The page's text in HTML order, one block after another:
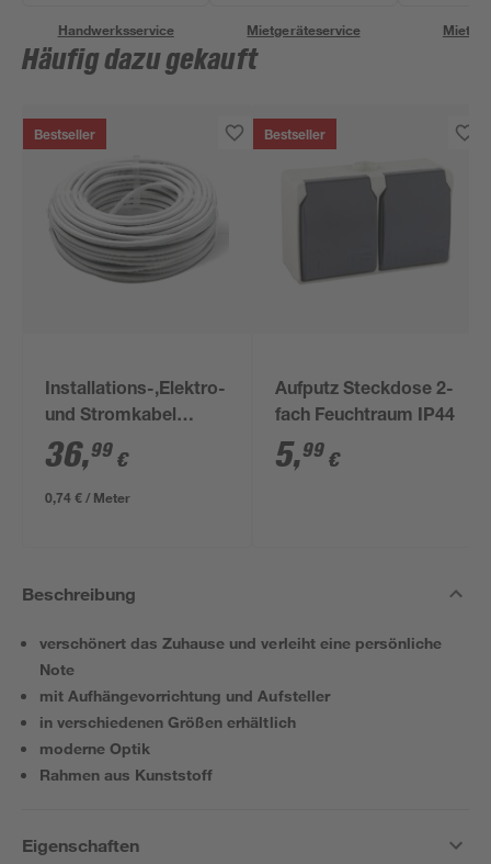
Handwerksservice Mietgeräteservice
Häufig dazu gekauft
Bestseller
Installations-,Elektro-
und Stromkabel
NYM-J 3x1,5mm² 50
m
36,99 €
0,74 € / Meter
Bestseller
Aufputz Steckdose 2-
fach Feuchtraum IP44
5,99 €
Beschreibung
verschönert das Zuhause und verleiht eine persönliche
Note
mit Aufhängevorrichtung und Aufsteller
in verschiedenen Größen erhältlich
moderne Optik
Rahmen aus Kunststoff
Eigenschaften